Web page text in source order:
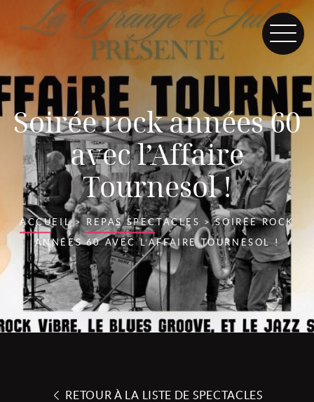
Soirée rock années 60
avec l’Affaire
Tournesol !
ACCUEIL> REPAS SPECTACLES >SOIRÉE ROCK
ANNÉES 60 AVEC L’AFFAIRE TOURNESOL !
RETOUR À LA LISTE DE SPECTACLES